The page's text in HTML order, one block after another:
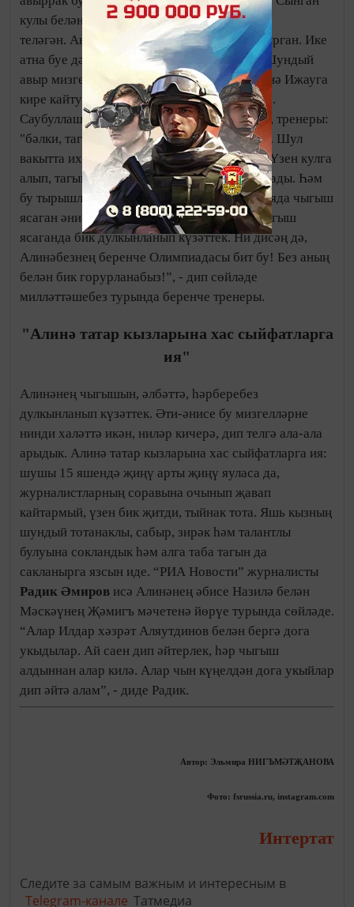
кулы белән Спартакиадада ул катнашырга
теләгән. Анда катнашып, табанын да сындырган. Ике
атна буе дәваланып ятарга туры килә аңа. Шундый
авыр мизгелләрне, күрәсең, бер мәлдә Алинә Ижауга
кире кайту турында да уйлый башлаган иде.
Саубуллашырга дип чәчәкләр тотып баргач, тренеры:
"бәлки, тагын катнашып карарсың", - дигән. Шул
вакытта ихтыяр көче нык булды Алинәнең. Үзен кулга
алып, тагын да тырышып шөгыльләнә башлады. Һәм
бу тырышлыклар нәтиҗәсез булмады! Кореяда чыгыш
ясаган әнисе аның янында булды. Алинә чыгыш
ясаганда бик дулкынланып күзәттек. Ни дисәң дә,
Алинәбезнең беренче Олимпиадасы бит бу! Без аның
белән бик горурланабыз!”, - дип сөйләде
милләттәшебез турында беренче тренеры.
"Алинә татар кызларына хас сыйфатларга
ия"
Алинәнең чыгышын, әлбәттә, һәрберебез
дулкынланып күзәттек. Әти-әнисе бу мизгелләрне
нинди халәттә икән, ниләр кичерә, дип телгә ала-ала
арыдык. Алинә татар кызларына хас сыйфатларга ия:
шушы 15 яшендә җиңү арты җиңү яуласа да,
журналистларның соравына очынып җавап
кайтармый, үзен бик җитди, тыйнак тота. Яшь кызның
шундый тотанаклы, сабыр, зирәк һәм талантлы
булуына сокландык һәм алга таба тагын да
сакланырга язсын иде. “РИА Новости” журналисты
Радик Әмиров исә Алинәнең әбисе Назилә белән
Мәскәүнең Җәмигъ мәчетенә йөрүе турында сөйләде.
“Алар Илдар хәзрәт Аляутдинов белән бергә дога
укыдылар. Ай саен дип әйтерлек, һәр чыгыш
алдыннан алар килә. Алар чын күңелдән дога укыйлар
дип әйтә алам”, - диде Радик.
Автор: Эльмира НИГЪМӘТҖАНОВА
Фото: fsrussia.ru, instagram.com
Интертат
Следите за самым важным и интересным в
Telegram-канале Татмедиа